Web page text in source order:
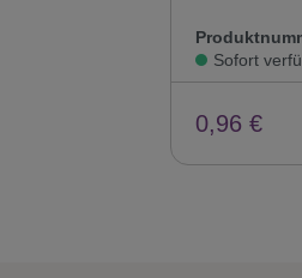
Sofort
0,96 €